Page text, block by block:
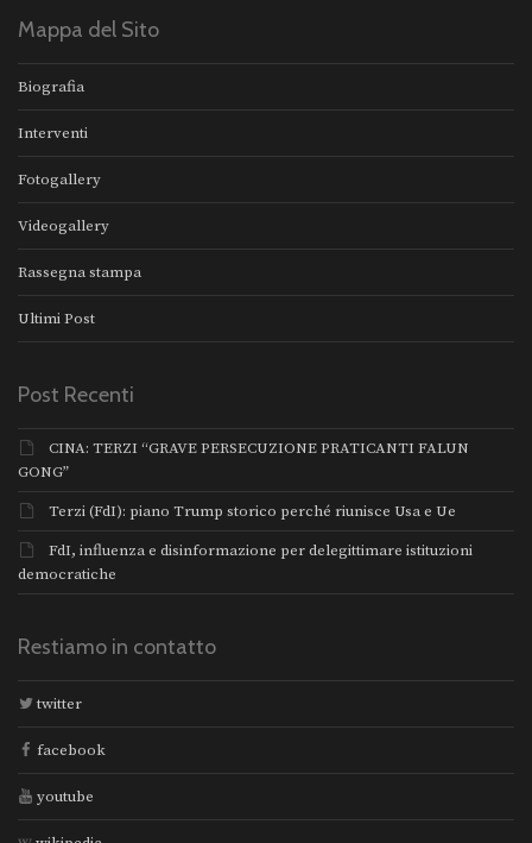
Mappa del Sito
Biografia
Interventi
Fotogallery
Videogallery
Rassegna stampa
Ultimi Post
Post Recenti
CINA: TERZI “GRAVE PERSECUZIONE PRATICANTI FALUN
GONG”
Terzi (FdI): piano Trump storico perché riunisce Usa e Ue
FdI, influenza e disinformazione per delegittimare istituzioni
democratiche
Restiamo in contatto
twitter
facebook
youtube